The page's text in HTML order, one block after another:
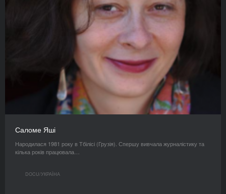
Саломе Яші
Народилася 1981 року в Тбілісі (Грузія). Спершу вивчала журналістику та
кілька років працювала…
DOCU/УКРАЇНА